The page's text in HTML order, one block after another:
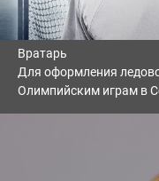
Вратарь
Для оформления
Олимпийским играм в